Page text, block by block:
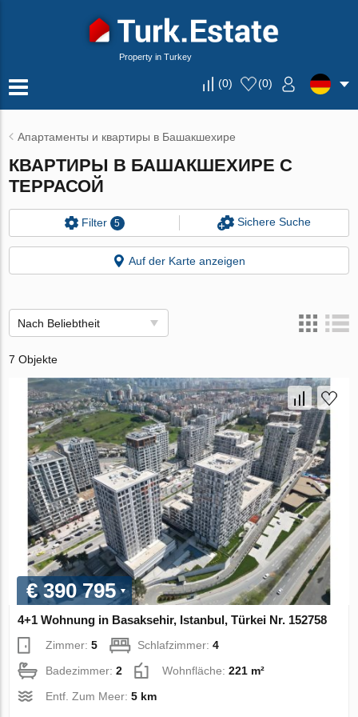
Property in Turkey
(0) (0)
Апартаменты и квартиры в Башакшехире
КВАРТИРЫ В БАШАКШЕХИРЕ С
ТЕРРАСОЙ
Filter 5 Sichere Suche
Auf der Karte anzeigen
Nach Beliebtheit
7 Objekte
€ 390 795
4+1 Wohnung in Basaksehir, Istanbul, Türkei Nr. 152758
Zimmer:5 Schlafzimmer:4
Badezimmer:2 Wohnfläche:221 m²
Entf. Zum Meer:5 km